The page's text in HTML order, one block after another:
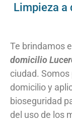
Limpieza a
Te brindamos
domicilio
ciudad.
domicilio y
bioseguridad
del uso de los